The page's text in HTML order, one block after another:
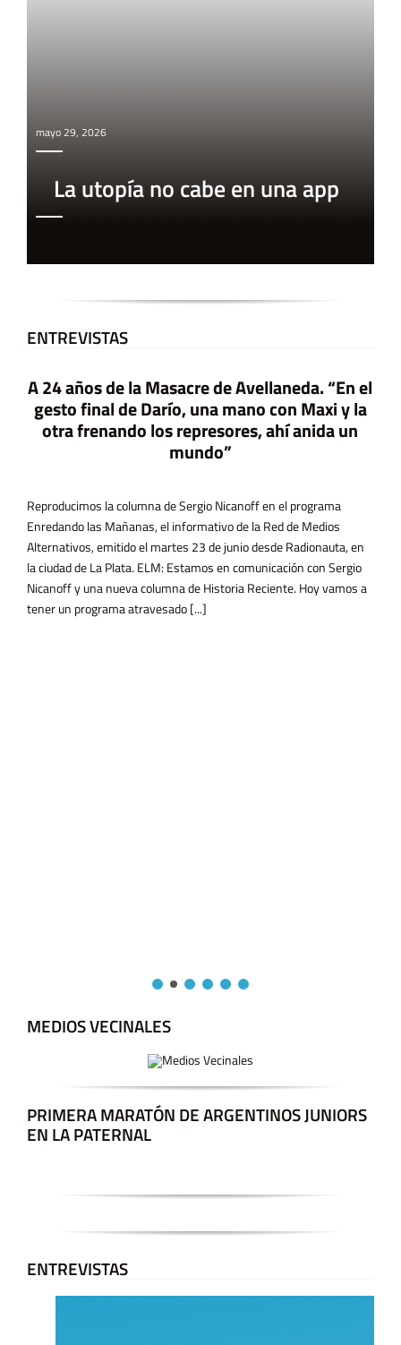
mayo 29, 2026
La utopía no cabe en una app
ENTREVISTAS
A 24 años de la Masacre de Avellaneda. “En el
gesto final de Darío, una mano con Maxi y la
otra frenando los represores, ahí anida un
mundo”
Reproducimos la columna de Sergio Nicanoff en el programa
Enredando las Mañanas, el informativo de la Red de Medios
Alternativos, emitido el martes 23 de junio desde Radionauta, en
la ciudad de La Plata. ELM: Estamos en comunicación con Sergio
Nicanoff y una nueva columna de Historia Reciente. Hoy vamos a
tener un programa atravesado [...]
MEDIOS VECINALES
PRIMERA MARATÓN DE ARGENTINOS JUNIORS
EN LA PATERNAL
ENTREVISTAS